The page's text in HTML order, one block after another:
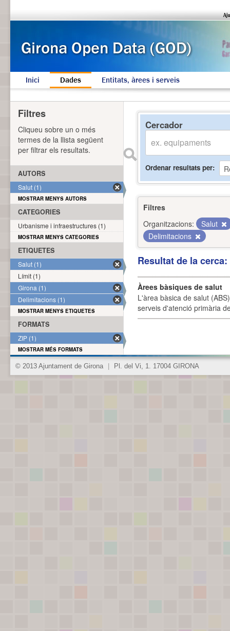
Inici Dades Entitats, àrees i serveis
Cercador
Ordenar resultats per
Filtres
Organitzacions:
Salut
Delimitacions
Resultat de la
Àrees bàsiques de salut
L'àrea bàsica de salut
serveis d'atenció primària
Filtres
Cliqueu sobre un o més
termes de la llista següent
per filtrar els resultats.
AUTORS
Salut (1)
MOSTRAR MENYS AUTORS
CATEGORIES
Urbanisme i infraestructures (1)
MOSTRAR MENYS CATEGORIES
ETIQUETES
Salut (1)
Límit (1)
Girona (1)
Delimitacions (1)
MOSTRAR MENYS ETIQUETES
FORMATS
ZIP (1)
MOSTRAR MÉS FORMATS
© 2013 Ajuntament de Girona Pl. del Vi, 1. 17004 GIRONA